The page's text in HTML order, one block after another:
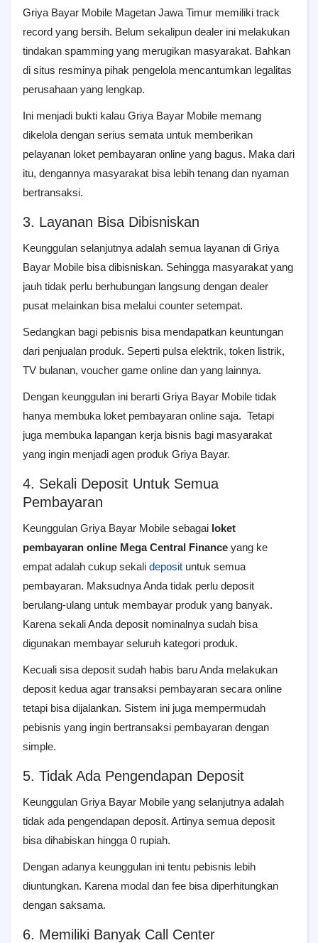
Griya Bayar Mobile Magetan Jawa Timur memiliki track
record yang bersih. Belum sekalipun dealer ini melakukan
tindakan spamming yang merugikan masyarakat. Bahkan
di situs resminya pihak pengelola mencantumkan legalitas
perusahaan yang lengkap.
Ini menjadi bukti kalau Griya Bayar Mobile memang
dikelola dengan serius semata untuk memberikan
pelayanan loket pembayaran online yang bagus. Maka dari
itu, dengannya masyarakat bisa lebih tenang dan nyaman
bertransaksi.
3. Layanan Bisa Dibisniskan
Keunggulan selanjutnya adalah semua layanan di Griya
Bayar Mobile bisa dibisniskan. Sehingga masyarakat yang
jauh tidak perlu berhubungan langsung dengan dealer
pusat melainkan bisa melalui counter setempat.
Sedangkan bagi pebisnis bisa mendapatkan keuntungan
dari penjualan produk. Seperti pulsa elektrik, token listrik,
TV bulanan, voucher game online dan yang lainnya.
Dengan keunggulan ini berarti Griya Bayar Mobile tidak
hanya membuka loket pembayaran online saja. Tetapi
juga membuka lapangan kerja bisnis bagi masyarakat
yang ingin menjadi agen produk Griya Bayar.
4. Sekali Deposit Untuk Semua
Pembayaran
Keunggulan Griya Bayar Mobile sebagai loket
pembayaran online Mega Central Finance yang ke
empat adalah cukup sekali deposit untuk semua
pembayaran. Maksudnya Anda tidak perlu deposit
berulang-ulang untuk membayar produk yang banyak.
Karena sekali Anda deposit nominalnya sudah bisa
digunakan membayar seluruh kategori produk.
Kecuali sisa deposit sudah habis baru Anda melakukan
deposit kedua agar transaksi pembayaran secara online
tetapi bisa dijalankan. Sistem ini juga mempermudah
pebisnis yang ingin bertransaksi pembayaran dengan
simple.
5. Tidak Ada Pengendapan Deposit
Keunggulan Griya Bayar Mobile yang selanjutnya adalah
tidak ada pengendapan deposit. Artinya semua deposit
bisa dihabiskan hingga 0 rupiah.
Dengan adanya keunggulan ini tentu pebisnis lebih
diuntungkan. Karena modal dan fee bisa diperhitungkan
dengan saksama.
6. Memiliki Banyak Call Center